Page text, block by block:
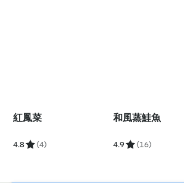
紅鳳菜
4.8 (4)
和風蒸鮭魚
4.9 (16)